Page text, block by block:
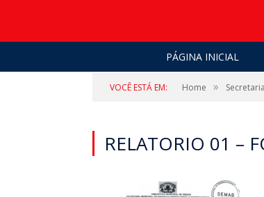
PÁGINA INICIAL
VOCÊ ESTÁ EM: Home »
RELATORIO 01 –